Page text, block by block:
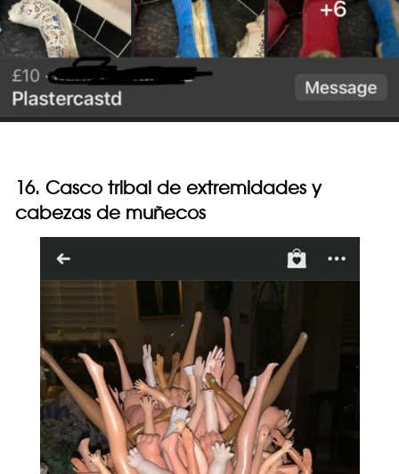
16. Casco tribal de extremidades y
cabezas de muñecos